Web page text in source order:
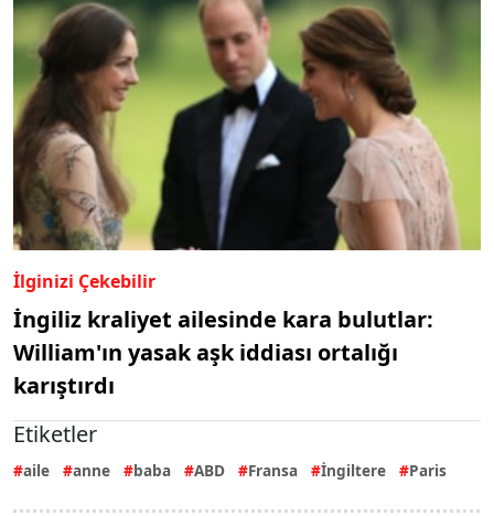
İlginizi Çekebilir
İngiliz kraliyet ailesinde kara bulutlar:
William'ın yasak aşk iddiası ortalığı
karıştırdı
Etiketler
aile anne baba ABD Fransa İngiltere Paris